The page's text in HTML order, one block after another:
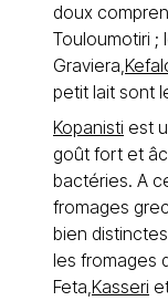
doux
Touloumotiri ;
Graviera,
petit lait sont
Kopanisti est
goût fort et
bactéries. A
fromages
bien
les fromages
Feta,Kasseri